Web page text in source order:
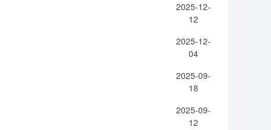
2025-12-
12
2025-12-
04
2025-09-
18
2025-09-
12